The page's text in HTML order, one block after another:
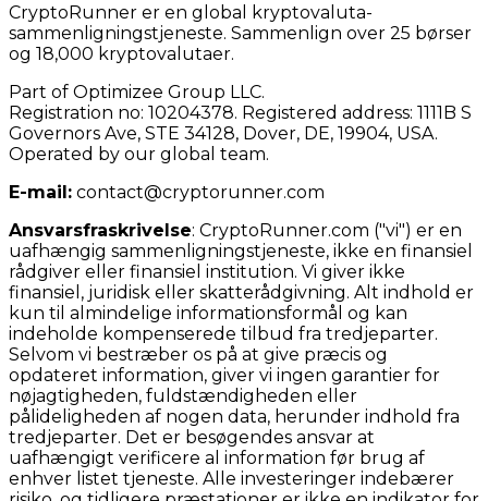
CryptoRunner er en global kryptovaluta-
sammenligningstjeneste. Sammenlign over 25 børser
og 18,000 kryptovalutaer.
Part of Optimizee Group LLC.
Registration no: 10204378. Registered address: 1111B S
Governors Ave, STE 34128, Dover, DE, 19904, USA.
Operated by our global team.
E-mail: contact@cryptorunner.com
Ansvarsfraskrivelse: CryptoRunner.com ("vi") er en
uafhængig sammenligningstjeneste, ikke en finansiel
rådgiver eller finansiel institution. Vi giver ikke
finansiel, juridisk eller skatterådgivning. Alt indhold er
kun til almindelige informationsformål og kan
indeholde kompenserede tilbud fra tredjeparter.
Selvom vi bestræber os på at give præcis og
opdateret information, giver vi ingen garantier for
nøjagtigheden, fuldstændigheden eller
pålideligheden af nogen data, herunder indhold fra
tredjeparter. Det er besøgendes ansvar at
uafhængigt verificere al information før brug af
enhver listet tjeneste. Alle investeringer indebærer